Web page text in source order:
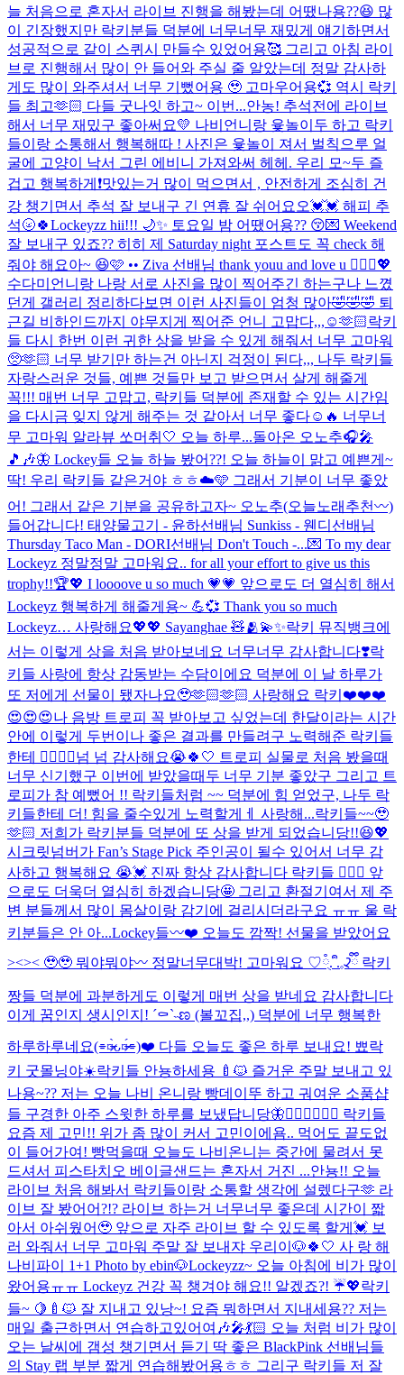
늘 처음으로 혼자서 라이브 진행을 해봤는데 어땠나용??😆 많
이 긴장했지만 락키분들 덕분에 너무너무 재밌게 얘기하면서
성공적으로 같이 스퀴시 만들수 있었어용🥰 그리고 아침 라이
브로 진행해서 많이 안 들어와 주실 줄 알았는데 정말 감사하
게도 많이 와주셔서 너무 기뻤어용 🥹 고마우어용💞 역시 락키
들 최고🫶🏻 다들 굿나잇 하고~ 이번...안농! 추석전에 라이브
해서 너무 재밌구 좋아써요💛 나비언니랑 윷놀이두 하고 락키
들이랑 소통해서 행복해따 ! 사진은 윷놀이 져서 벌칙으루 얼
굴에 고양이 낙서 그린 에비니 가져와써 헤헤. 우리 모~두 즐
겁고 행복하게❗️맛있는거 많이 먹으면서 , 안전하게 조심히 건
강 챙기면서 추석 잘 보내구 긴 연휴 잘 쉬어요오💓💓 해피 추
석🌝🍀Lockeyzz hii!!! 🌙✨ 토요일 밤 어땠어용?? 😚💌 Weekend
잘 보내구 있죠?? 히히 제 Saturday night 포스트도 꼭 check 해
줘야 해요아~ 😆🩷 •• Ziva 선배님 thank youu and love u 🙆🏻‍♀️💖
수다미언니랑 나랑 서로 사진을 많이 찍어주긴 하는구나 느꼈
던게 갤러리 정리하다보면 이런 사진들이 엄청 많아🤣🤣🤣 퇴
근길 비하인드까지 야무지게 찍어준 언니 고맙다,,,☺️🫶🏻락키
들 다시 한번 이런 귀한 상을 받을 수 있게 해줘서 너무 고마워
🥺🫶🏻 너무 받기만 하는건 아닌지 걱정이 된다,,, 나두 락키들
자랑스러운 것들, 예쁜 것들만 보고 받으면서 살게 해줄게
꼭!!! 매번 너무 고맙고, 락키들 덕분에 존재할 수 있는 시간임
을 다시금 잊지 않게 해주는 것 같아서 너무 좋다☺️🔥 너무너
무 고마워 알라뷰 쏘머취🤍 오늘 하루...돌아온 오노추🎧🎤
🎵🎶🦋 Lockey들 오늘 하늘 봤어??! 오늘 하늘이 맑고 예쁜게~
딱! 우리 락키들 같은거야 ㅎㅎ☁️🩵 그래서 기분이 너무 좋았
어! 그래서 같은 기분을 공유하고자~ 오노추(오늘노래추천〰️)
들어갑니다! 태양물고기 - 윤하선배님 Sunkiss - 웬디선배님
Thursday Taco Man - DORI선배님 Don't Touch -...💌 To my dear
Lockeyz 정말정말 고마워요.. for all your effort to give us this
trophy!!🏆💖 I loooove u so much 💗💗 앞으로도 더 열심히 해서
Lockeyz 행복하게 해줄게용~ 💪💞 Thank you so much
Lockeyz… 사랑해요💖💖 Sayanghae 🧸🫂💫✨락키 뮤직뱅크에
서는 이렇게 상을 처음 받아보네요 너무너무 감사합니다❣️락
키들 사랑에 항상 감동받는 수담이에요 덕분에 이 날 하루가
또 저에게 선물이 됐자나요🥹🫶🏻🫶🏻 사랑해요 락키❤️❤️❤️
😍😍😍나 음방 트로피 꼭 받아보고 싶었는데 한달이라는 시간
안에 이렇게 두번이나 좋은 결과를 만들려구 노력해준 락키들
한테 🙇‍♀️🙇‍♀️넘 넘 감사해요😭🍀🤍 트로피 실물로 처음 봤을때
너무 신기했구 이번에 받았을때두 너무 기분 좋았구 그리고 트
로피가 참 예뻤어 !! 락키들처럼 ~~ 덕분에 힘 얻었구, 나두 락
키들한테 더! 힘을 줄수있게 노력할게ㅔ 사랑해...락키들~~🥹
🫶🏻 저희가 락키분들 덕분에 또 상을 받게 되었습니당!!😆💖
시크릿넘버가 Fan’s Stage Pick 주인공이 될수 있어서 너무 감
사하고 행복해요 😭💓 진짜 항상 감사합니다 락키들 🙇🏻‍♀️ 앞
으로도 더욱더 열심히 하겠습니당🤩 그리고 환절기여서 제 주
변 분들께서 많이 몸살이랑 감기에 걸리시더라구요 ㅠㅠ 울 락
키분들은 안 아...Lockey들〰️❤️ 오늘도 깜짝! 선물을 받았어요
><>< 🥹🥹 뭐야뭐야〰️ 정말너무대박! 고마워요 ♡ཾֻ. ᩙ.𓈒ꛒྀི 락키
짱들 덕분에 과분하게도 이렇게 매번 상을 받네요 감사합니다
이게 꿈인지 생시인지! ´⚰︎`˵ಣ (볼꼬집,,) 덕분에 너무 행복한
하루하루네요(⌯︎¤̴̶̷̀ᴗ¤̴̶̷́⌯︎)❤️ 다들 오늘도 좋은 하루 보내요! 뾰락
키 굿몰닝야☀️락키들 안뇽하세용 🍼🐱 즐거운 주말 보내고 있
나용~?? 저는 오늘 나비 온니랑 빵데이뚜 하고 궈여운 소품샵
들 구경한 아주 스윗한 하루를 보냈답니당🦋👩🏻‍❤️‍💋‍👩🏻 락키들
요즘 제 고민!! 위가 좀 많이 커서 고민이에욤.. 먹어도 끝도없
이 들어가여! 빵먹을때 오늘도 나비온니는 중간에 물려서 못
드셔서 피스타치오 베이글샌드는 혼자서 거진 ...안뇽!! 오늘
라이브 처음 해봐서 락키들이랑 소통할 생각에 설렜다구🫶 라
이브 잘 봤어어?!? 라이브 하는거 너무너무 좋은데 시간이 짧
아서 아쉬웠어🥹 앞으로 자주 라이브 할 수 있도록 할게💓 보
러 와줘서 너무 고마워 주말 잘 보내쟈 우리이🐶🍀🤍 사 랑 해
나비파이 1+1 Photo by ebin🐶Lockeyzz~ 오늘 아침에 비가 많이
왔어용ㅠㅠ Lockeyz 건강 꼭 챙겨야 해요!! 알겠죠?! ☔️💖락키
들~ 🍋🍼🐱 잘 지내고 있낭~! 요즘 뭐하면서 지내세용?? 저는
매일 출근하면서 연습하고있어여🎶🎤💃🏻 오늘 처럼 비가 많이
오는 날씨에 갬성 챙기면서 듣기 딱 좋은 BlackPink 선배님들
의 Stay 랩 부분 짧게 연습해봤어용ㅎㅎ 그리구 락키들 저 잘